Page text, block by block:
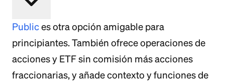
Publices otra opción amigable para
principiantes. También ofrece operaciones de
acciones y ETF sin comisión más acciones
fraccionarias, y añade contexto y funciones de